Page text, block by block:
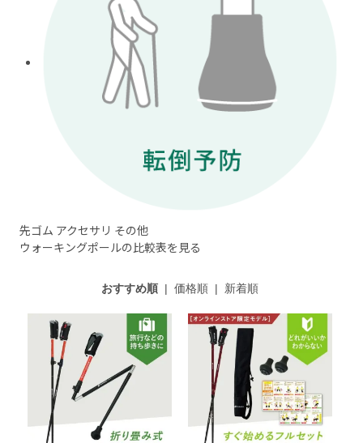
先ゴム アクセサリ その他
ウォーキングポールの比較表を見る
おすすめ順| 価格順| 新着順